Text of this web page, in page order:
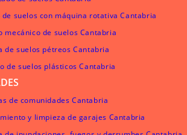
de suelos con máquina rotativa Cantabria
mecánico de suelos Cantabria
de suelos pétreos Cantabria
de suelos plásticos Cantabria
de comunidades Cantabria
y limpieza de garajes Cantabria